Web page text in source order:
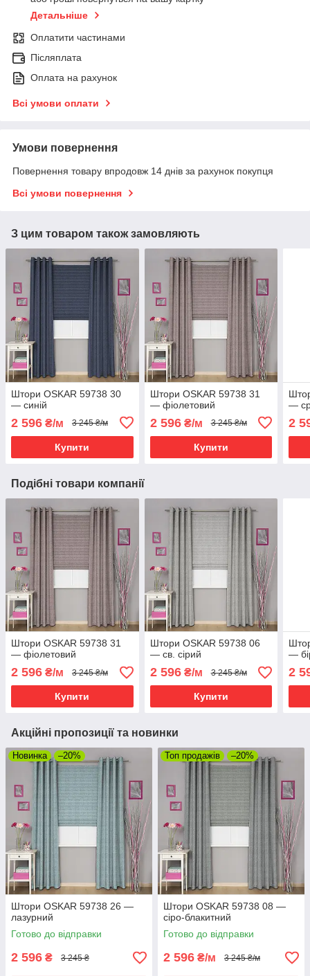
Детальніше
Оплатити частинами
Післяплата
Оплата на рахунок
Всі умови оплати
Умови повернення
Повернення товару впродовж 14 днів за рахунок покупця
Всі умови повернення
З цим товаром також замовляють
Штори OSKAR 59738 30
— синій
2 596 ₴/м 3 245 ₴/м
Купити
Штори OSKAR 59738 31
— фіолетовий
2 596₴/м 3 245 ₴/м
Купити
—
2
Подібні товари компанії
Штори OSKAR 59738 31
— фіолетовий
2 596 ₴/м 3 245 ₴/м
Купити
Штори OSKAR 59738 06
— св. сірий
2 596₴/м 3 245 ₴/м
Купити
—
2
Акційні пропозиції та новинки
Новинка –20%
Штори OSKAR 59738 26 —
лазурний
Готово до відправки
2 596 ₴ 3 245 ₴
Топ продажів –20%
Штори OSKAR 59738 08 —
сіро-блакитний
Готово до відправки
2 596 ₴/м 3 245 ₴/м